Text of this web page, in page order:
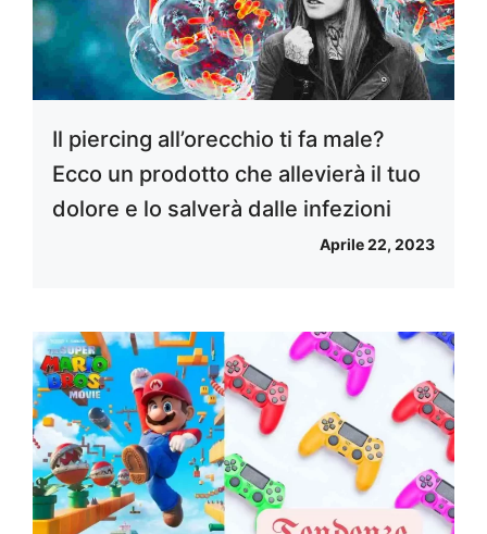
Il piercing all’orecchio ti fa male?
Ecco un prodotto che allevierà il tuo
dolore e lo salverà dalle infezioni
Aprile 22, 2023